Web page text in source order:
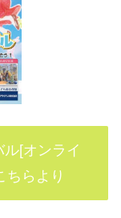
[オンライ
ちらより